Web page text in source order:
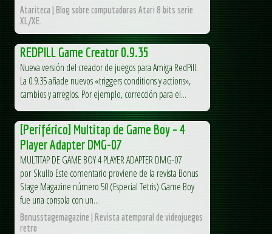
Atariteca | Blog sobre computadoras Atari 8 bits serie
XL/XE.
REDPILL Game Creator 0.9.35
Nueva versión del creador de juegos para Amiga RedPill.
La 0.9.35 añade nuevos «triggers conditions y actions»,
cambios y arreglos. Por ejemplo, corrección para el...
[Periférico] Multitap de Game Boy – 4
Player Adapter DMG-07
MULTITAP DE GAME BOY 4 PLAYER ADAPTER DMG-07
por Skullo Este comentario proviene de la revista Bonus
Stage Magazine número 50 (Especial Tetris) Game Boy
fue una consola con un...
Bonusstagemagazine | Revista atemporal de videojuegos
retro